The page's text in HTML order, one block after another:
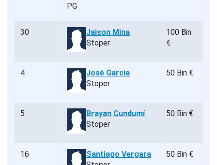
30
Jaison Mina
Stoper
100 Bin
€
4
José García
Stoper
50 Bin €
5
Brayan Cundumí
Stoper
50 Bin €
16
Santiago Vergara
50 Bin €